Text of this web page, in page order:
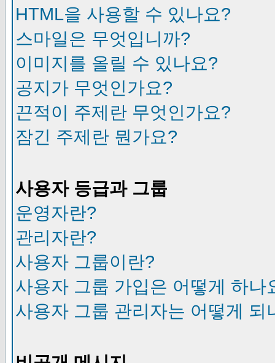
HTML을 사용할 수 있나요?
스마일은 무엇입니까?
이미지를 올릴 수 있나요?
공지가 무엇인가요?
끈적이 주제란 무엇인가요?
잠긴 주제란 뭔가요?
사용자 등급과 그룹
운영자란?
관리자란?
사용자 그룹이란?
사용자 그룹 가입은 어떻게 하나
사용자 그룹 관리자는 어떻게 되